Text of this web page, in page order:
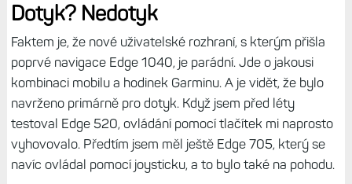
Dotyk? Nedotyk
Faktem je, že nové uživatelské rozhraní, s kterým přišla
poprvé navigace Edge 1040, je parádní. Jde o jakousi
kombinaci mobilu a hodinek Garminu. A je vidět, že bylo
navrženo primárně pro dotyk. Když jsem před léty
testoval Edge 520, ovládání pomocí tlačítek mi naprosto
vyhovovalo. Předtím jsem měl ještě Edge 705, který se
navíc ovládal pomocí joysticku, a to bylo také na pohodu.